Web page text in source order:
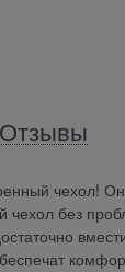
Отзывы
чехол!
без